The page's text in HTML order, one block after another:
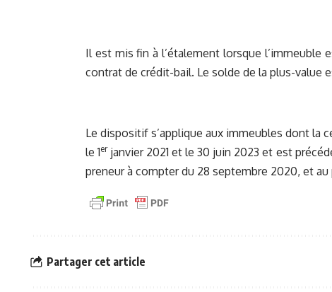
Il est mis fin à l’étalement lorsque l’immeuble
contrat de crédit-bail. Le solde de la plus-value
Le dispositif s’applique aux immeubles dont la
le 1erjanvier 2021 et le 30 juin 2023 et est
preneur à compter du 28 septembre 2020, et au
Partager cet article